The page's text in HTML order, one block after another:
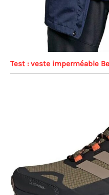
Test : veste imperméable